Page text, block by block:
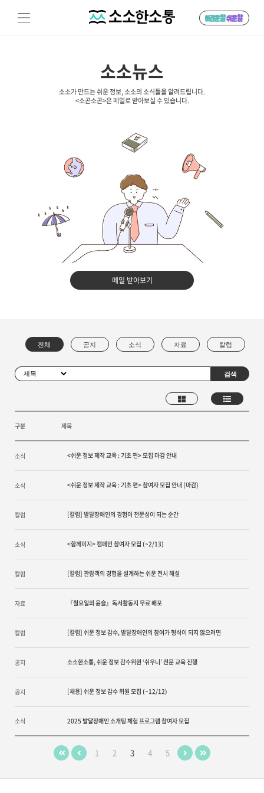
소소뉴스
소소가 만드는 쉬운 정보, 소소의 소식들을 알려드립니다.
<소곤소곤>은 메일로 받아보실 수 있습니다.
메일 받아보기
구분 제목
소식 <쉬운 정보 제작 교육 : 기초 편> 모집 마감 안내
소식 <쉬운 정보 제작 교육 : 기초 편> 참여자 모집 안내 (마감)
칼럼 [칼럼] 발달장애인의 경험이 전문성이 되는 순간
소식 <함께이지> 캠페인 참여자 모집 (~2/13)
칼럼 [칼럼] 관람객의 경험을 설계하는 쉬운 전시 해설
자료 『월요일의 윤슬』독서활동지 무료 배포
칼럼 [칼럼] 쉬운 정보 감수, 발달장애인의 참여가 형식이 되지 않으려면
공지 소소한소통, 쉬운 정보 감수위원 ‘쉬우니’ 전문 교육 진행
공지 [채용] 쉬운 정보 감수 위원 모집 (~12/12)
소식 2025 발달장애인 소개팅 체험 프로그램 참여자 모집
1 2 3 4 5